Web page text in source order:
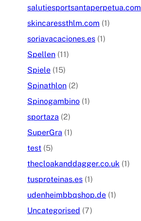
salutiesportsantaperpetua.com
skincaressthlm.com (1)
soriavacaciones.es (1)
Spellen (11)
Spiele (15)
Spinathlon (2)
Spinogambino (1)
sportaza (2)
SuperGra (1)
test (5)
thecloakanddagger.co.uk (1)
tusproteinas.es (1)
udenheimbbqshop.de (1)
Uncategorised (7)